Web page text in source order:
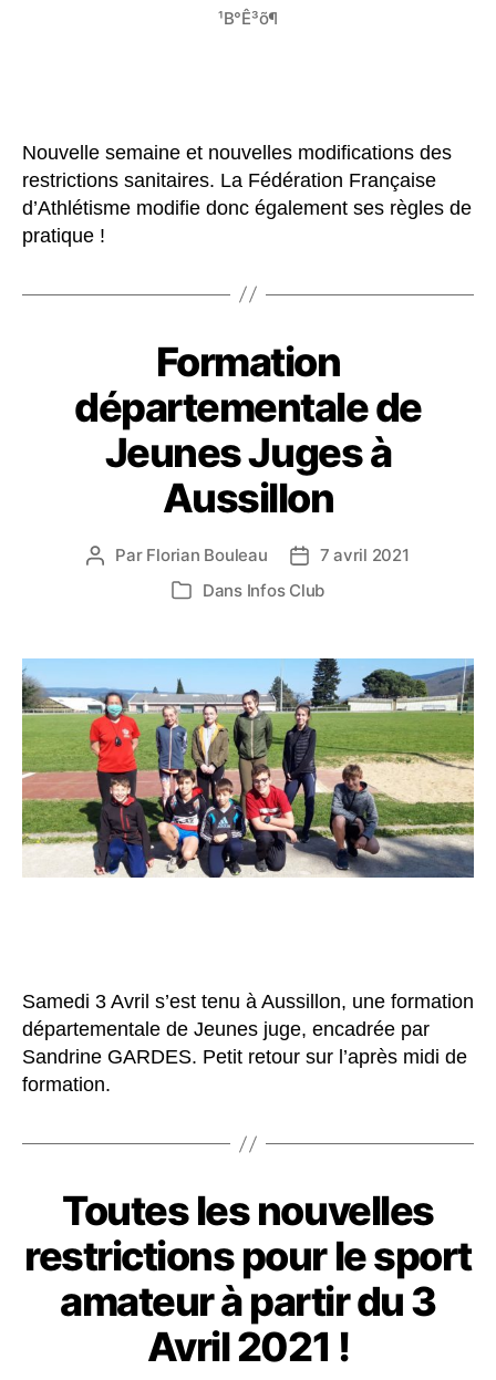
¹B°Ê³õ¶
Nouvelle semaine et nouvelles modifications des
restrictions sanitaires. La Fédération Française
d’Athlétisme modifie donc également ses règles de
pratique !
Formation
départementale de
Jeunes Juges à
Aussillon
Auteur
Par Florian Bouleau
Date
de
7 avril 2021
Catégories
Dans Infos Club
Samedi 3 Avril s’est tenu à Aussillon, une formation
départementale de Jeunes juge, encadrée par
Sandrine GARDES. Petit retour sur l’après midi de
formation.
Toutes les nouvelles
restrictions pour le sport
amateur à partir du 3
Avril 2021 !